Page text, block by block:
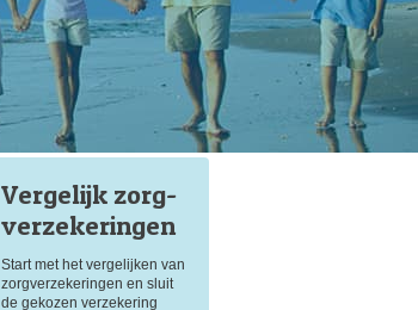
Vergelijk zorg-
verzekeringen
Start met het vergelijken van
zorgverzekeringen en sluit
de gekozen verzekering